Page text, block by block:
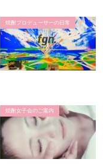
焼酎プロデューサーの日常
焼酎女子会のご案内